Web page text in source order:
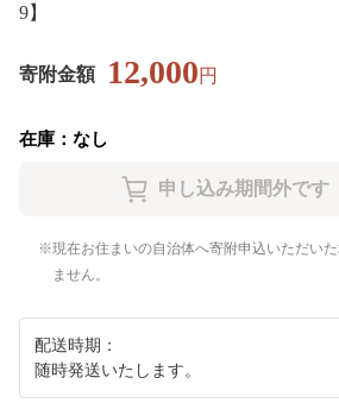
9】
寄附金額 12,000円
在庫：なし
現在お住まいの自治体へ寄附申込いただい
ません。
配送時期：
随時発送いたします。